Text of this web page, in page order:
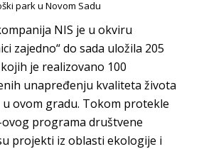
park u Novom Sadu
NIS je u okviru
zajedno“ do sada uložila 205
je realizovano 100
unapređenju kvaliteta života
u ovom gradu. Tokom protekle
programa društvene
projekti iz oblasti ekologije i